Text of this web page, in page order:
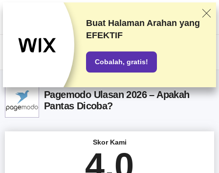
Kami memberi peringkat vendor berdasarkan pengetesan dan penelitian
yang ketat, tetapi juga mempertimbangkan umpan balik Anda dan
perjanjian komersial kami dengan penyedia. Halaman ini berisi tautan
Pengungkapan Iklan
Pagemodo Ulasan 2026 – Apakah
Pantas Dicoba?
Skor Kami
Buat Halaman Arahan yang
EFEKTIF
Cobalah, gratis!